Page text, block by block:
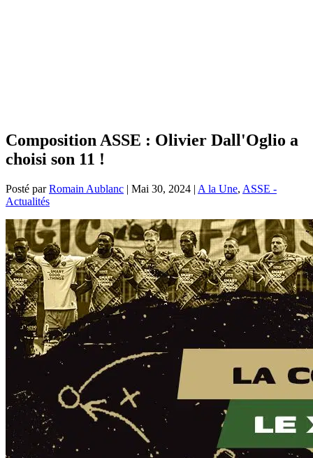
Composition ASSE : Olivier Dall'Oglio a
choisi son 11 !
Posté parRomain Aublanc | Mai 30, 2024 | A la Une, ASSE -
Actualités